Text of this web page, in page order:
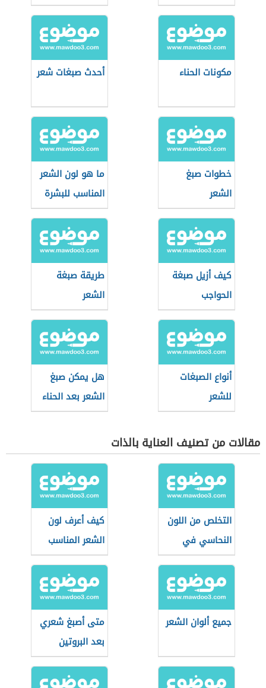
مكونات الحناء أحدث صبغات شعر
خطوات صبغ
الشعر
ما هو لون الشعر
المناسب للبشرة
السمراء
كيف أزيل صبغة
الحواجب
طريقة صبغة
الشعر
أنواع الصبغات
للشعر
هل يمكن صبغ
الشعر بعد الحناء
السوداء
مقالات من تصنيف العناية بالذات
التخلص من اللون
النحاسي في
الشعر
كيف أعرف لون
الشعر المناسب
لي
جميع ألوان الشعر
متى أصبغ شعري
بعد البروتين